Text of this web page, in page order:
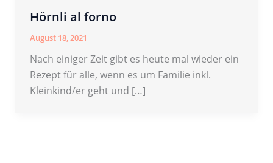
Hörnli al forno
August 18, 2021
Nach einiger Zeit gibt es heute mal wieder ein
Rezept für alle, wenn es um Familie inkl.
Kleinkind/er geht und […]